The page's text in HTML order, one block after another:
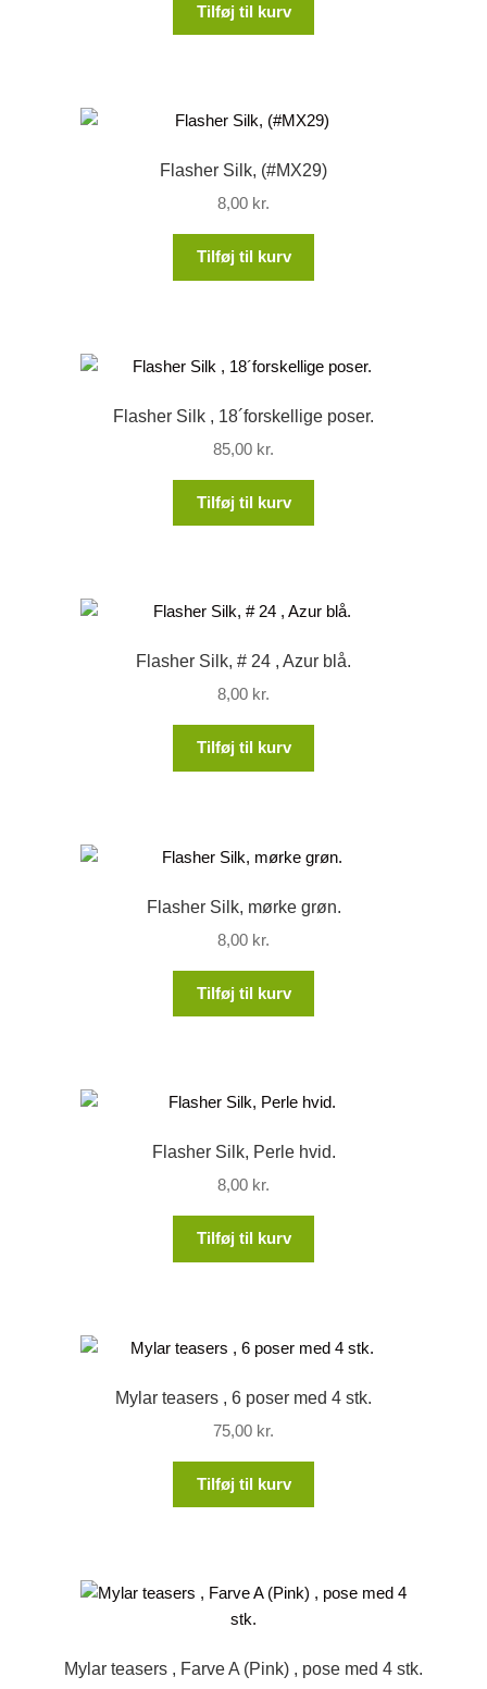
Tilføj til kurv
Flasher Silk, (#MX29)
8,00 kr.
Tilføj til kurv
Flasher Silk , 18´forskellige poser.
85,00 kr.
Tilføj til kurv
Flasher Silk, # 24 , Azur blå.
8,00 kr.
Tilføj til kurv
Flasher Silk, mørke grøn.
8,00 kr.
Tilføj til kurv
Flasher Silk, Perle hvid.
8,00 kr.
Tilføj til kurv
Mylar teasers , 6 poser med 4 stk.
75,00 kr.
Tilføj til kurv
Mylar teasers , Farve A (Pink) , pose med 4 stk.